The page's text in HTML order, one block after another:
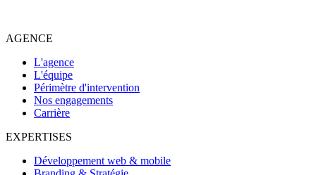
AGENCE
L'agence
L'équipe
Périmètre d'intervention
Nos engagements
Carrière
EXPERTISES
Développement web & mobile